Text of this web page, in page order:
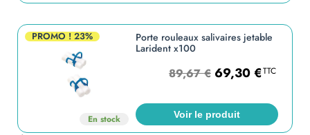
PROMO ! 23%
En stock
Porte rouleaux salivaires jetable
Larident x100
89,67€ 69,30€TTC
Voir le produit